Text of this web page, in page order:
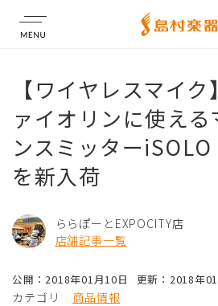
店舗情報
【ワイヤレスマイ
ァイオリンに使える
ンスミッター
を新入荷
ららぽーとEXPOCITY店
店舗記事一覧
公開：2018年01月10日 更新：2018年
カテゴリ
商品情報